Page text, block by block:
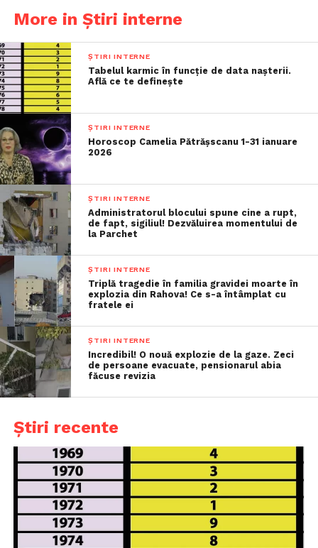
More in Știri interne
ȘTIRI INTERNE
Tabelul karmic în funcție de data nașterii.
Află ce te definește
ȘTIRI INTERNE
Horoscop Camelia Pătrășscanu 1-31 ianuare
2026
ȘTIRI INTERNE
Administratorul blocului spune cine a rupt,
de fapt, sigiliul! Dezvăluirea momentului de
la Parchet
ȘTIRI INTERNE
Triplă tragedie în familia gravidei moarte în
explozia din Rahova! Ce s-a întâmplat cu
fratele ei
ȘTIRI INTERNE
Incredibil! O nouă explozie de la gaze. Zeci
de persoane evacuate, pensionarul abia
făcuse revizia
Știri recente